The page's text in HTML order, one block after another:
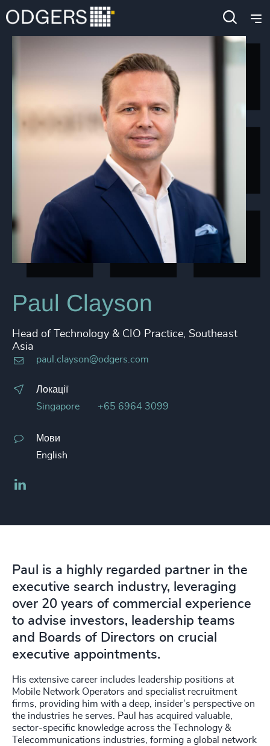
Paul Clayson
Head of Technology & CIO Practice, Southeast
Asia
paul.clayson@odgers.com
Локації
Singapore
+65 6964 3099
Мови
English
Paul is a highly regarded partner in the
executive search industry, leveraging
over 20 years of commercial experience
to advise investors, leadership teams
and Boards of Directors on crucial
executive appointments.
His extensive career includes leadership positions at
Mobile Network Operators and specialist recruitment
firms, providing him with a deep, insider’s perspective on
the industries he serves. Paul has acquired valuable,
sector-specific knowledge across the Technology &
Telecommunications industries, forming a global network